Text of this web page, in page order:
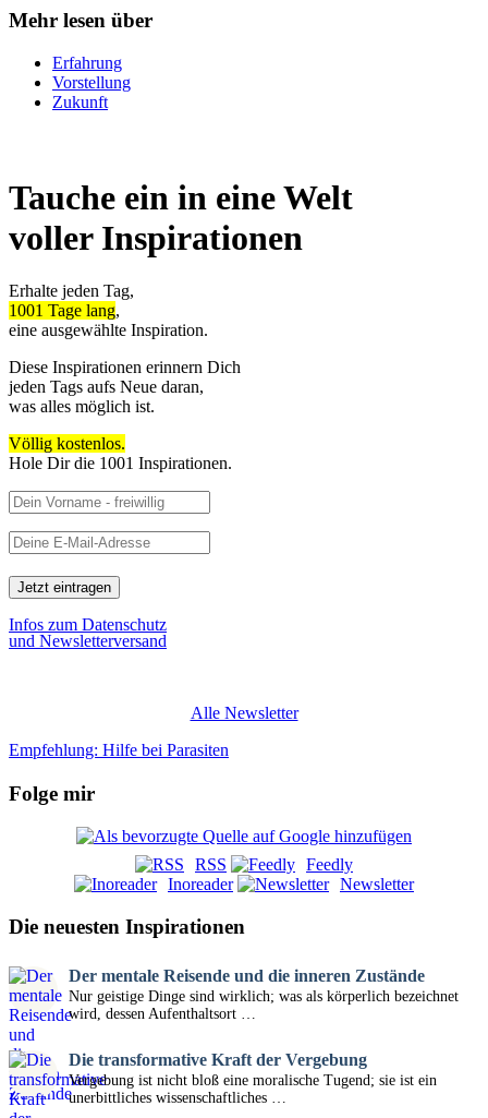
Mehr lesen über
Erfahrung
Vorstellung
Zukunft
Tauche ein in eine Welt
voller Inspirationen
Erhalte jeden Tag,
1001 Tage lang,
eine ausgewählte Inspiration.
Diese Inspirationen erinnern Dich
jeden Tags aufs Neue daran,
was alles möglich ist.
Völlig kostenlos.
Hole Dir die 1001 Inspirationen.
Infos zum Datenschutz
und Newsletterversand
Alle Newsletter
Empfehlung: Hilfe bei Parasiten
Folge mir
RSS
Feedly
Inoreader
Newsletter
Die neuesten Inspirationen
Der mentale Reisende und die inneren Zustände
Nur geistige Dinge sind wirklich; was als körperlich bezeichnet
wird, dessen Aufenthaltsort …
Die transformative Kraft der Vergebung
Vergebung ist nicht bloß eine moralische Tugend; sie ist ein
unerbittliches wissenschaftliches …